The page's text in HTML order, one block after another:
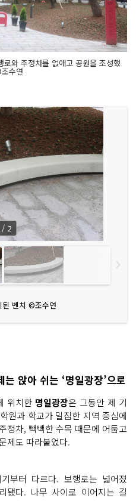
와 주정차를 없애고 공원을 조성했
수연
된 벤치 ©조수연
/ 2
앉아 쉬는 ‘명일광장’으로
위치한 명일광장은 그동안 제 기
원과 학교가 밀집한 지역 중심에
정차, 빽빽한 수목 때문에 어둡고
제도 따라붙었다.
부터 다르다. 보행로는 넓어졌
됐다. 나무 사이로 이어지는 길